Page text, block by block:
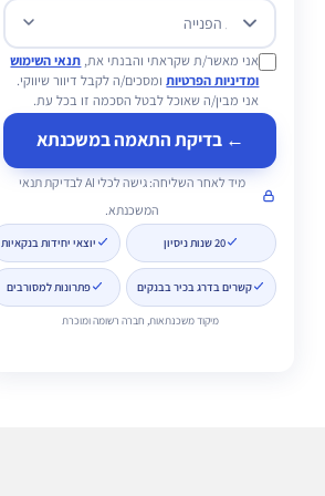
מטרת הפנייה
אני מאשר/ת שקראתי והבנתי את, תנאי השימוש
ומדיניות הפרטיותומסכים/ה לקבל דיוור שיווקי.
אני מבין/ה שאוכל לבטל הסכמה זו בכל עת.
← בדיקת התאמה במשכנתא
מיד לאחר השליחה: גישה לכלי AI לבדיקת תנאי
המשכנתא.
20 שנות ניסיון יוצאי יחידות בנקאיות
קשרים בדרג בכיר בבנקים פתרונות למסורבים
מיקוד משכנתאות, חברה רשומה ומוכרת